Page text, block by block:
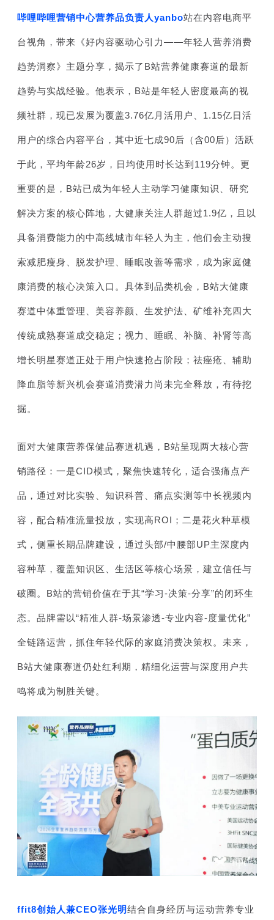
哔哩哔哩营销中心营养品负责人yanbo站在内容电商平
台视角，带来《好内容驱动心引力——年轻人营养消费
趋势洞察》主题分享， 揭示了B站营养健康赛道的最新
趋势与实战经验。他表示，B站是年轻人密度最高的视
频社群，现已发展为覆盖3.76亿月活用户、1.15亿日活
用户的综合内容平台，其中近七成90后（含00后）活跃
于此，平均年龄26岁，日均使用时长达到119分钟。更
重要的是，B站已成为年轻人主动学习健康知识、研究
解决方案的核心阵地，大健康关注人群超过1.9亿，且以
具备消费能力的中高线城市年轻人为主，他们会主动搜
索减肥瘦身、脱发护理、睡眠改善等需求，成为家庭健
康消费的核心决策入口。具体到品类机会，B站大健康
赛道中体重管理、美容养颜、生发护法、矿维补充四大
传统成熟赛道成交稳定；视力、睡眠、补脑、补肾等高
增长明星赛道正处于用户快速抢占阶段；祛痤疮、辅助
降血脂等新兴机会赛道消费潜力尚未完全释放，有待挖
掘。
面对大健康营养保健品赛道机遇，B站呈现两大核心营
销路径：一是CID模式，聚焦快速转化，适合强痛点产
品，通过对比实验、知识科普、痛点实测等中长视频内
容，配合精准流量投放，实现高ROI；二是花火种草模
式，侧重长期品牌建设，通过头部/中腰部UP主深度内
容种草，覆盖知识区、生活区等核心场景，建立信任与
破圈。B站的营销价值在于其“学习-决策-分享”的闭环生
态。品牌需以“精准人群-场景渗透-专业内容-度量优化”
全链路运营，抓住年轻代际的家庭消费决策权。未来，
B站大健康赛道仍处红利期，精细化运营与深度用户共
鸣将成为制胜关键。
ffit8创始人兼CEO张光明结合自身经历与运动营养专业